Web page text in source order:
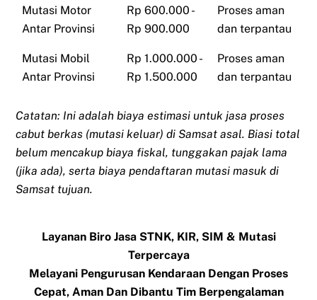
Mutasi Motor
Antar Provinsi
Rp 600.000 -
Rp 900.000
Proses aman
dan terpantau
Mutasi Mobil
Antar Provinsi
Rp 1.000.000 -
Rp 1.500.000
Proses aman
dan terpantau
Catatan: Ini adalah biaya estimasi untuk jasa proses
cabut berkas (mutasi keluar) di Samsat asal. Biasi total
belum mencakup biaya fiskal, tunggakan pajak lama
(jika ada), serta biaya pendaftaran mutasi masuk di
Samsat tujuan.
Layanan Biro Jasa STNK, KIR, SIM & Mutasi
Terpercaya
Melayani Pengurusan Kendaraan Dengan Proses
Cepat, Aman Dan Dibantu Tim Berpengalaman